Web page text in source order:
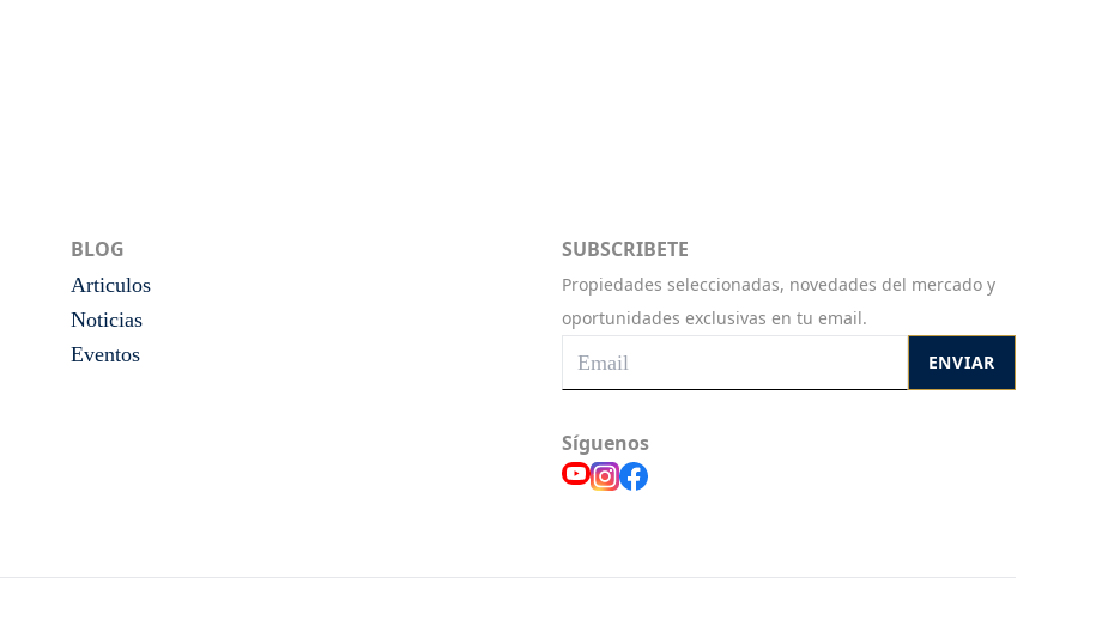
BLOG
Articulos
Noticias
Eventos
SUBSCRIBETE
Propiedades seleccionadas, novedades del mercado y
oportunidades exclusivas en tu email.
ENVIAR
Síguenos